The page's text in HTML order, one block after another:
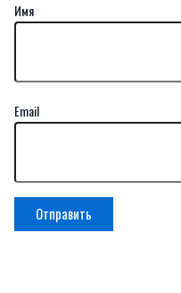
Имя
Email